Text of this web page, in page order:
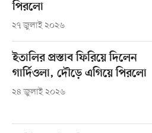
পিরলো
২৭ জুলাই ২০২৬
ইতালির প্রস্তাব ফিরিয়ে দিলেন
গার্দিওলা, দৌড়ে এগিয়ে পিরলো
২৪ জুলাই ২০২৬